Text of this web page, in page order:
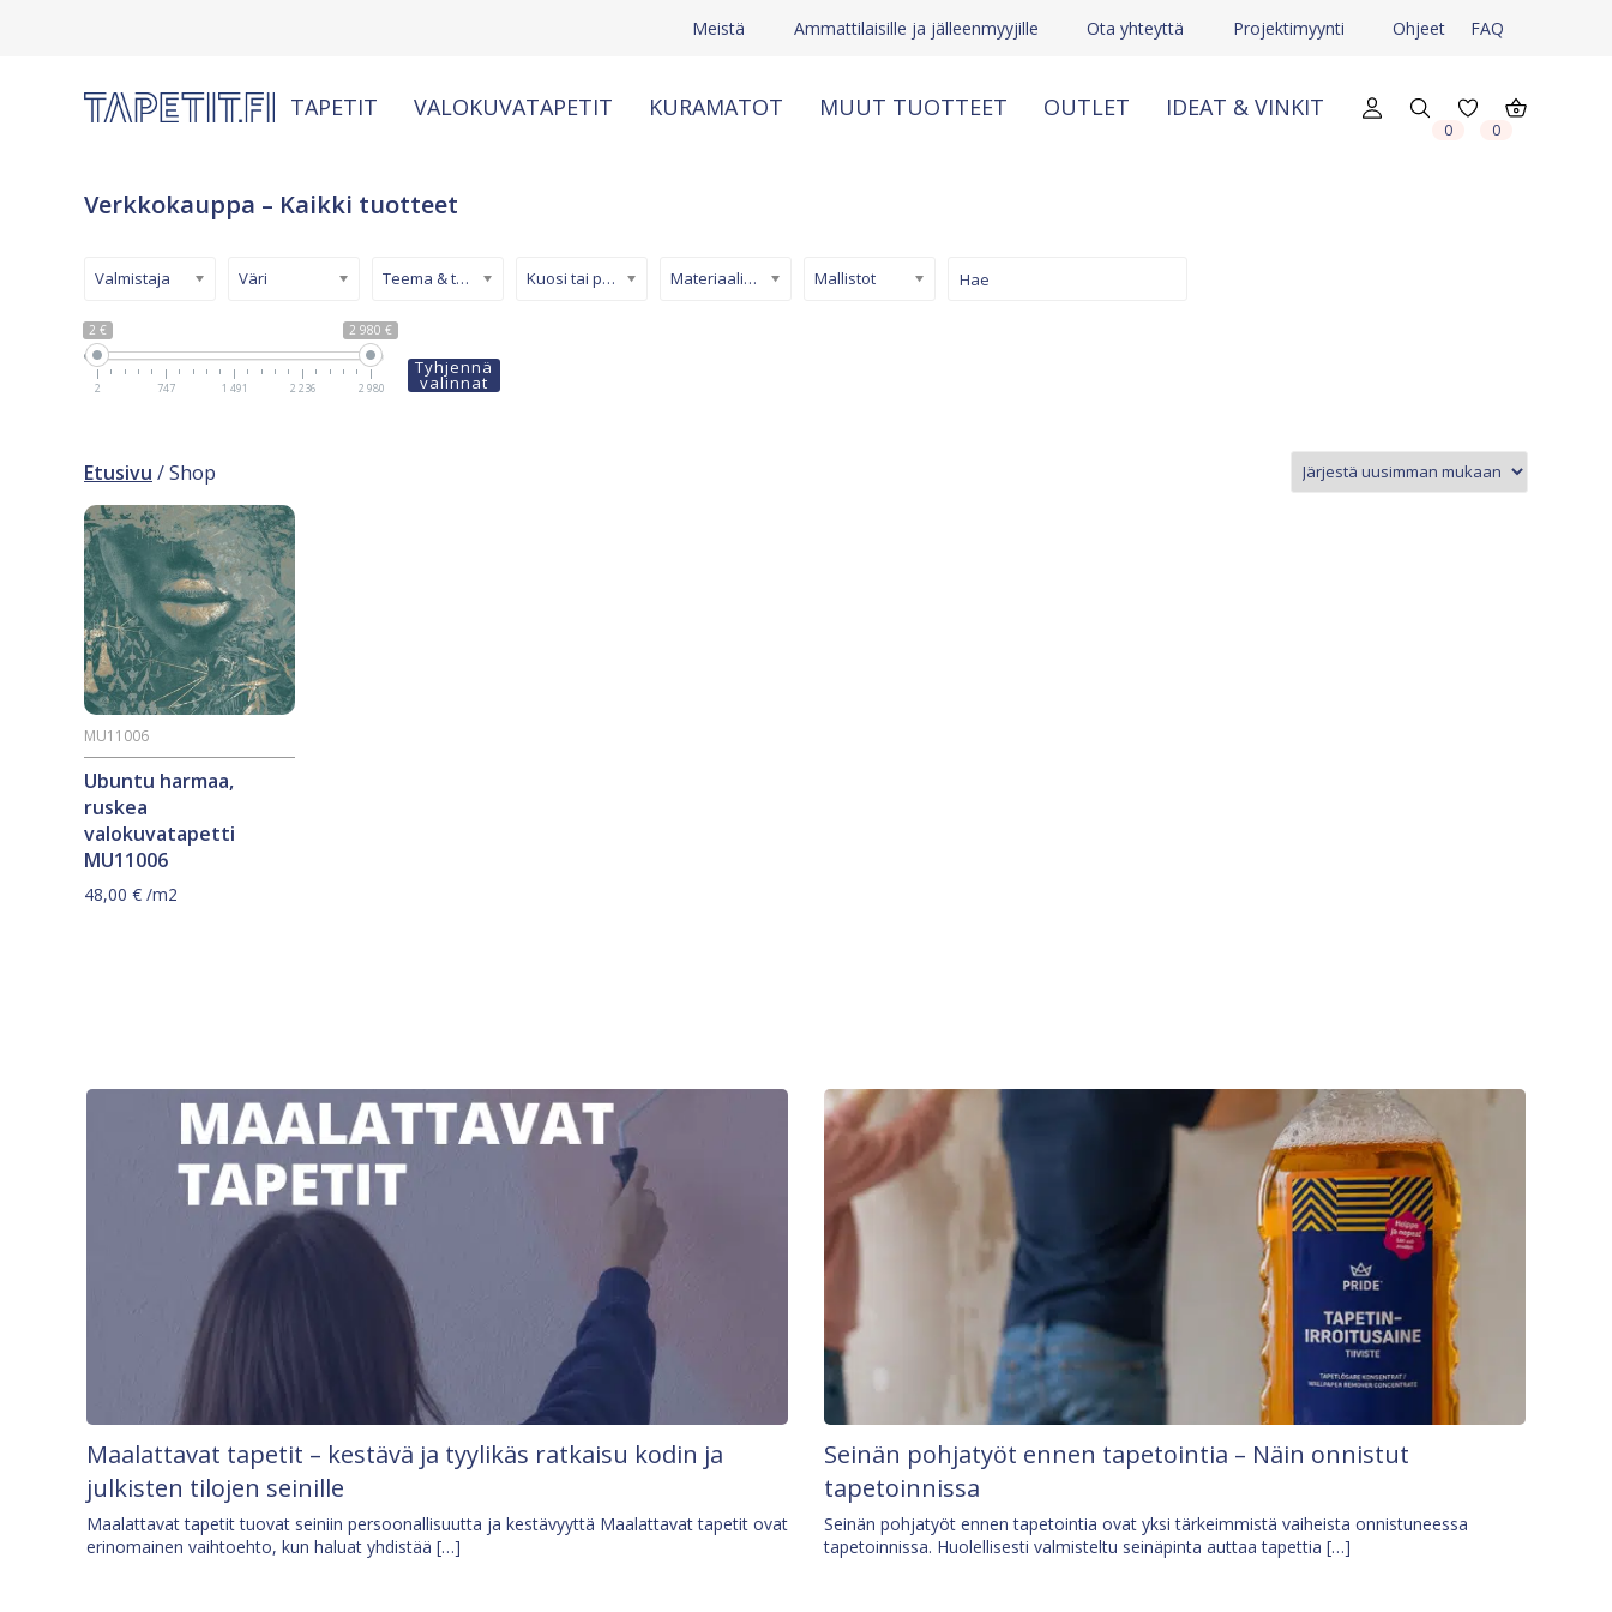
Meistä Ammattilaisille ja jälleenmyyjille Ota yhteyttä Projektimyynti Ohjeet FAQ
TAPETIT VALOKUVATAPETIT KURAMATOT MUUT TUOTTEET OUTLET IDEAT & VINKIT
0 0
Verkkokauppa – Kaikki tuotteet
2 € 2 980 €
2 747 1 491 2 236 2 980
Valmistaja Väri Teema & tyyli Kuosi tai pinta Materiaali/ tuotetyyppi Mallistot
Tyhjennä
valinnat
Etusivu / Shop
Ubuntu harmaa,
ruskea
valokuvatapetti
MU11006
MU11006
48,00 € /m2
Maalattavat tapetit – kestävä ja tyylikäs ratkaisu kodin ja
julkisten tilojen seinille
Maalattavat tapetit tuovat seiniin persoonallisuutta ja kestävyyttä Maalattavat tapetit ovat
erinomainen vaihtoehto, kun haluat yhdistää […]
Seinän pohjatyöt ennen tapetointia – Näin onnistut
tapetoinnissa
Seinän pohjatyöt ennen tapetointia ovat yksi tärkeimmistä vaiheista onnistuneessa
tapetoinnissa. Huolellisesti valmisteltu seinäpinta auttaa tapettia […]